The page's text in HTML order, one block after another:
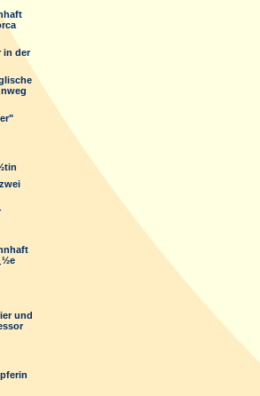
in der
und